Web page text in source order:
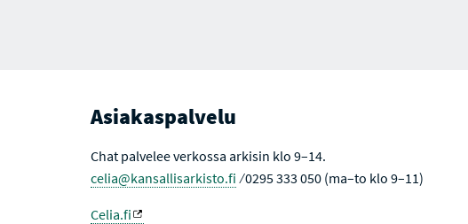
Asiakaspalvelu
Chat palvelee verkossa arkisin klo 9–14.
celia@kansallisarkisto.fi ⁄ 0295 333 050 (ma–to klo 9–11)
Celia.fi